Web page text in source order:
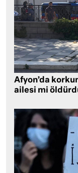
Afyon’da
ailesi mi